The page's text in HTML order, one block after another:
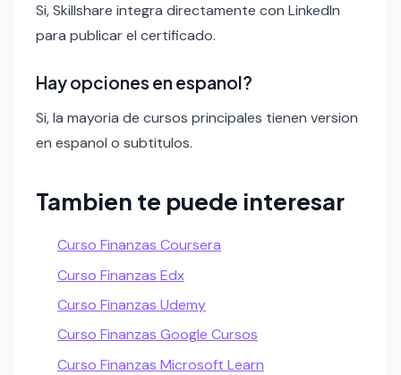
Si, Skillshare integra directamente con LinkedIn
para publicar el certificado.
Hay opciones en espanol?
Si, la mayoria de cursos principales tienen version
en espanol o subtitulos.
Tambien te puede interesar
Curso Finanzas Coursera
Curso Finanzas Edx
Curso Finanzas Udemy
Curso Finanzas Google Cursos
Curso Finanzas Microsoft Learn